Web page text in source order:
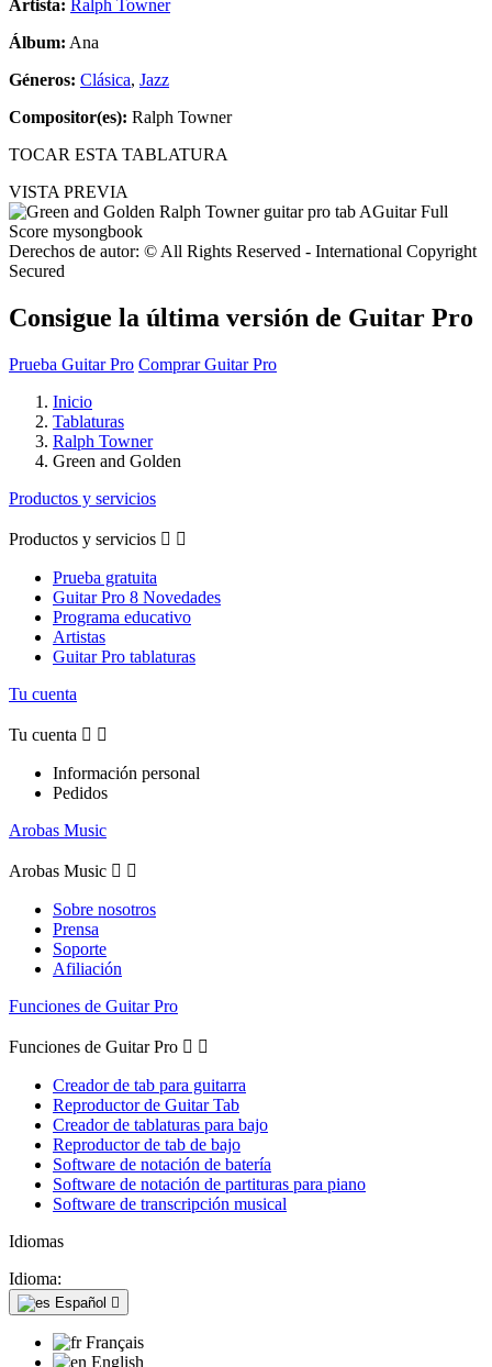
Artista: Ralph Towner
Álbum: Ana
Géneros: Clásica, Jazz
Compositor(es): Ralph Towner
TOCAR ESTA TABLATURA
VISTA PREVIA
Derechos de autor: © All Rights Reserved - International Copyright
Secured
Consigue la última versión de Guitar Pro
Prueba Guitar Pro Comprar Guitar Pro
Inicio
Tablaturas
Ralph Towner
Green and Golden
Productos y servicios
Productos y servicios  
Prueba gratuita
Guitar Pro 8 Novedades
Programa educativo
Artistas
Guitar Pro tablaturas
Tu cuenta
Tu cuenta  
Información personal
Pedidos
Arobas Music
Arobas Music  
Sobre nosotros
Prensa
Soporte
Afiliación
Funciones de Guitar Pro
Funciones de Guitar Pro  
Creador de tab para guitarra
Reproductor de Guitar Tab
Creador de tablaturas para bajo
Reproductor de tab de bajo
Software de notación de batería
Software de notación de partituras para piano
Software de transcripción musical
Idiomas
Idioma:
Español 
Français
English